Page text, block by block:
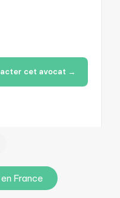
cet avocat →
France